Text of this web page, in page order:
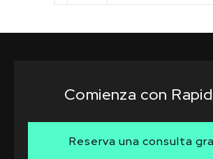
Comienza con
Reserva una consulta